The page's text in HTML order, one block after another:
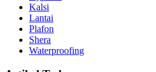
Kalsi
Lantai
Plafon
Shera
Waterproofing